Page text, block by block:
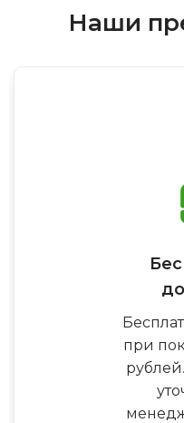
Наши
при
рублей.